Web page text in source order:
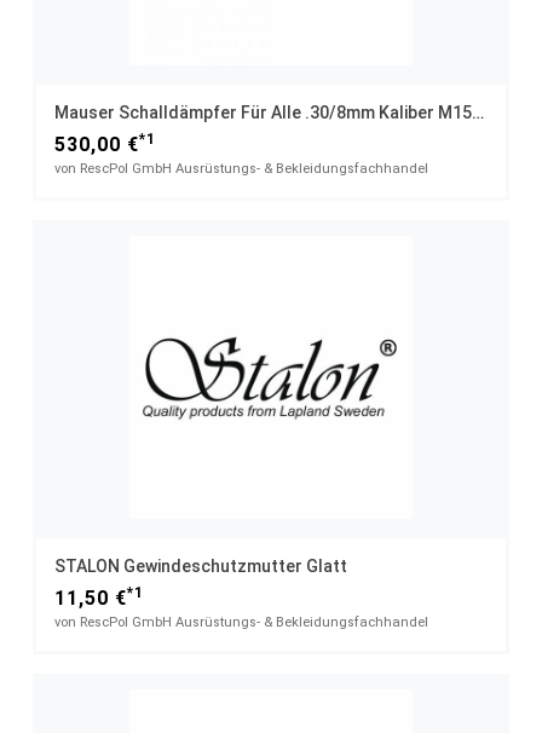
Mauser Schalldämpfer Für Alle .30/8mm Kaliber M15x1
530,00 €*1
von RescPol GmbH Ausrüstungs- & Bekleidungsfachhandel
STALON Gewindeschutzmutter Glatt
11,50 €*1
von RescPol GmbH Ausrüstungs- & Bekleidungsfachhandel